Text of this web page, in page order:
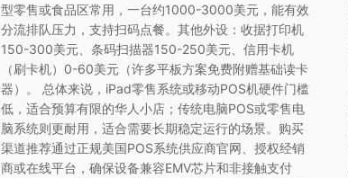
型零售或食品区常用，一台约1000-3000美元，能有效
分流排队压力，支持扫码点餐。其他外设：收据打印机
150-300美元、条码扫描器150-250美元、信用卡机
（刷卡机）0-60美元（许多平板方案免费附赠基础读卡
器）。 总体来说，iPad零售系统或移动POS机硬件门槛
低，适合预算有限的华人小店；传统电脑POS或零售电
脑系统则更耐用，适合需要长期稳定运行的场景。购买
渠道推荐通过正规美国POS系统供应商官网、授权经销
商或在线平台，确保设备兼容EMV芯片和非接触支付